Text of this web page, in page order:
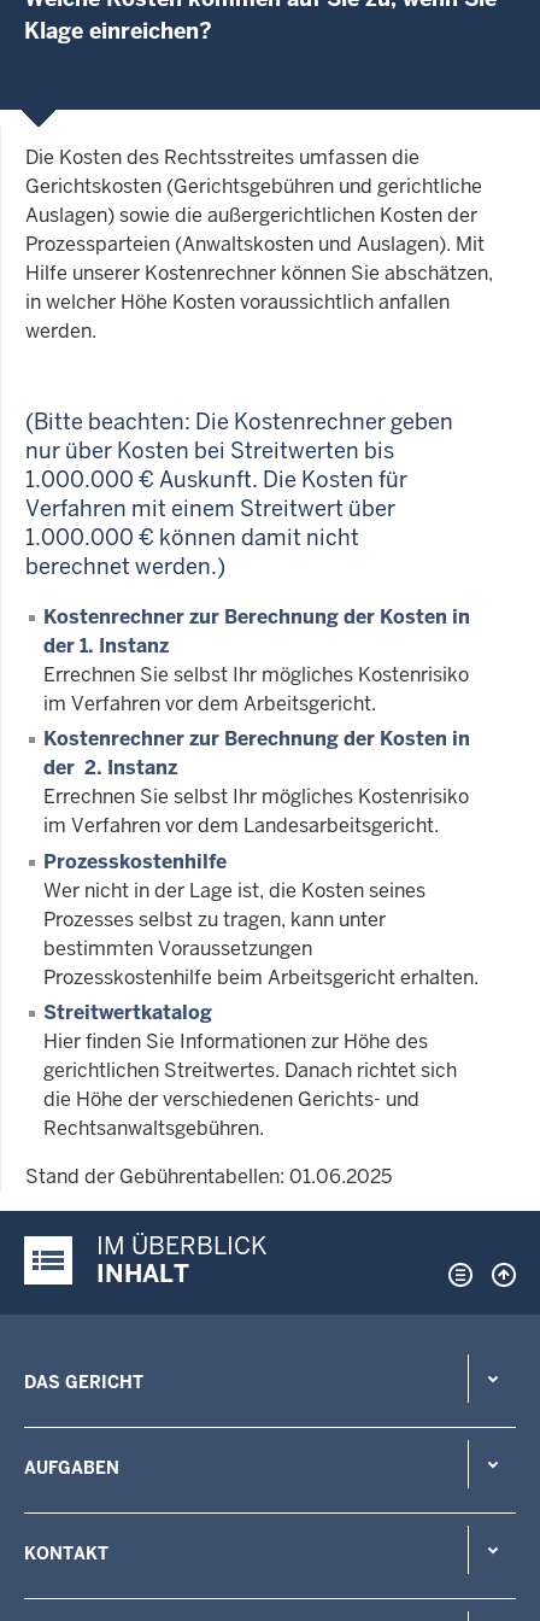
Klage einreichen?
Die Kosten des Rechtsstreites umfassen die
Gerichtskosten (Gerichtsgebühren und gerichtliche
Auslagen) sowie die außergerichtlichen Kosten der
Prozessparteien (Anwaltskosten und Auslagen). Mit
Hilfe unserer Kostenrechner können Sie abschätzen,
in welcher Höhe Kosten voraussichtlich anfallen
werden.
(Bitte beachten: Die Kostenrechner geben
nur über Kosten bei Streitwerten bis
1.000.000 € Auskunft. Die Kosten für
Verfahren mit einem Streitwert über
1.000.000 € können damit nicht
berechnet werden.)
Kostenrechner zur Berechnung der Kosten in
der 1. Instanz
Errechnen Sie selbst Ihr mögliches Kostenrisiko
im Verfahren vor dem Arbeitsgericht.
Kostenrechner zur Berechnung der Kosten in
der 2. Instanz
Errechnen Sie selbst Ihr mögliches Kostenrisiko
im Verfahren vor dem Landesarbeitsgericht.
Prozesskostenhilfe
Wer nicht in der Lage ist, die Kosten seines
Prozesses selbst zu tragen, kann unter
bestimmten Voraussetzungen
Prozesskostenhilfe beim Arbeitsgericht erhalten.
Streitwertkatalog
Hier finden Sie Informationen zur Höhe des
gerichtlichen Streitwertes. Danach richtet sich
die Höhe der verschiedenen Gerichts- und
Rechtsanwaltsgebühren.
Stand der Gebührentabellen: 01.06.2025
Justiz-Portal im Überblick:
IM ÜBERBLICK
INHALT
DAS GERICHT
AUFGABEN
KONTAKT